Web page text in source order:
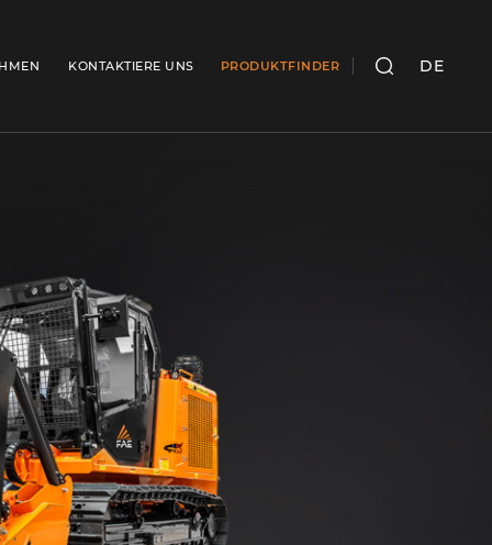
KONTAKTIERE UNS PRODUKTFINDER SUCHEN
DE